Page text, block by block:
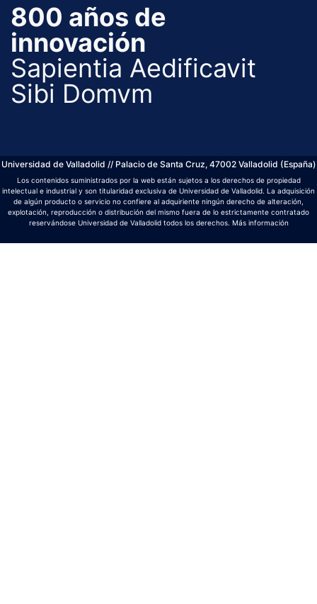
800 años de
innovación
Sapientia Aedificavit
Sibi Domvm
Universidad de Valladolid // Palacio de Santa Cruz, 47002 Valladolid (España)
Los contenidos suministrados por la web están sujetos a los derechos de propiedad
intelectual e industrial y son titularidad exclusiva de Universidad de Valladolid. La adquisición
de algún producto o servicio no confiere al adquiriente ningún derecho de alteración,
explotación, reproducción o distribución del mismo fuera de lo estrictamente contratado
reservándose Universidad de Valladolid todos los derechos. Más información